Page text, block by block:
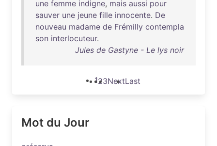
une femme indigne, mais aussi pour
sauver une jeune fille innocente. De
nouveau madame de Frémilly contempla
son interlocuteur.
Jules de Gastyne - Le lys noir
123NextLast
Mot du Jour